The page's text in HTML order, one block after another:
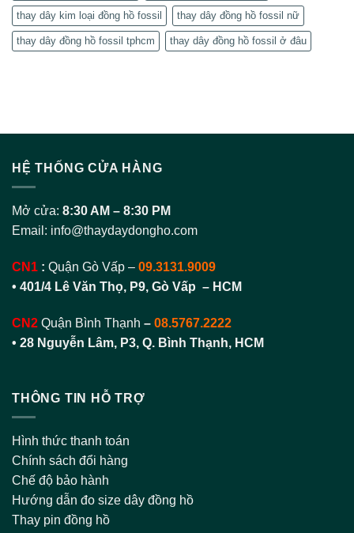
thay dây kim loại đồng hồ fossil thay dây đồng hồ fossil nữ
thay dây đồng hồ fossil tphcm thay dây đồng hồ fossil ở đâu
HỆ THỐNG CỬA HÀNG
Mở cửa: 8:30 AM – 8:30 PM
Email: info@thaydaydongho.com
CN1 : Quận Gò Vấp – 09.3131.9009
• 401/4 Lê Văn Thọ, P9, Gò Vấp – HCM
CN2 Quận Bình Thạnh – 08.5767.2222
• 28 Nguyễn Lâm, P3, Q. Bình Thạnh, HCM
THÔNG TIN HỖ TRỢ
Hình thức thanh toán
Chính sách đổi hàng
Chế độ bảo hành
Hướng dẫn đo size dây đồng hồ
Thay pin đồng hồ